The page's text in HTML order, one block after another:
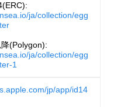
ja/collection/egg
(Polygon):
ja/collection/egg
1
jp/app/id14